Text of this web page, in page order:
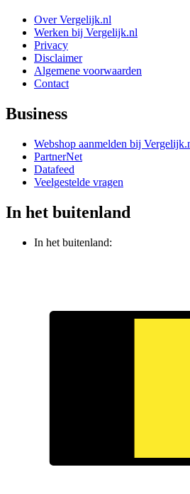
Over Vergelijk.nl
Werken bij Vergelijk.nl
Privacy
Disclaimer
Algemene voorwaarden
Contact
Business
Webshop aanmelden bij
PartnerNet
Datafeed
Veelgestelde vragen
In het buitenland
In het buitenland: